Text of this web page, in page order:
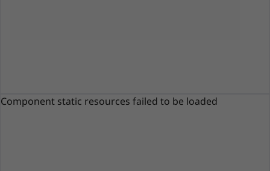
Component static resources failed to be loaded